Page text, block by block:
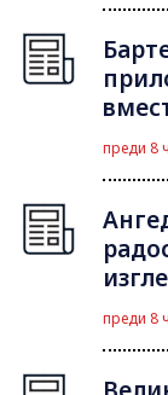
преди 8
преди 8